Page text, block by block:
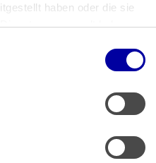
haben oder die sie
gesammelt haben.